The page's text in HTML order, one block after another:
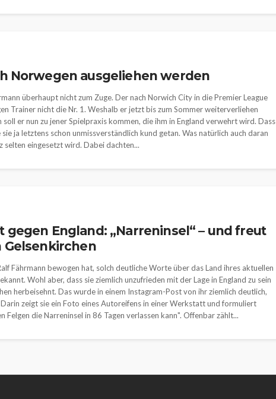
Norwegen ausgeliehen werden
überhaupt nicht zum Zuge. Der nach Norwich City in die Premier League
Trainer nicht die Nr. 1. Weshalb er jetzt bis zum Sommer weiterverliehen
er nun zu jener Spielpraxis kommen, die ihm in England verwehrt wird. Dass
ja letztens schon unmissverständlich kund getan. Was natürlich auch daran
selten eingesetzt wird. Dabei dachten...
gegen England: „Narreninsel“ – und freut
Gelsenkirchen
Fährmann bewogen hat, solch deutliche Worte über das Land ihres aktuellen
Wohl aber, dass sie ziemlich unzufrieden mit der Lage in England zu sein
herbeisehnt. Das wurde in einem Instagram-Post von ihr ziemlich deutlich,
zeigt sie ein Foto eines Autoreifens in einer Werkstatt und formuliert
Felgen die Narreninsel in 86 Tagen verlassen kann". Offenbar zählt...